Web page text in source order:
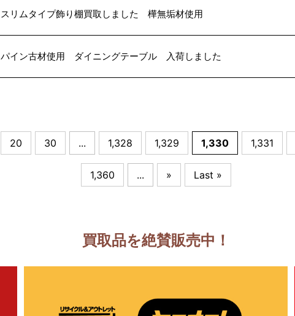
スリムタイプ飾り棚買取しました 樺無垢材使用
パイン古材使用 ダイニングテーブル 入荷しました
20 30 ... 1,328 1,329 1,330 1,331
1,360 ... » Last »
買取品を絶賛販売中！